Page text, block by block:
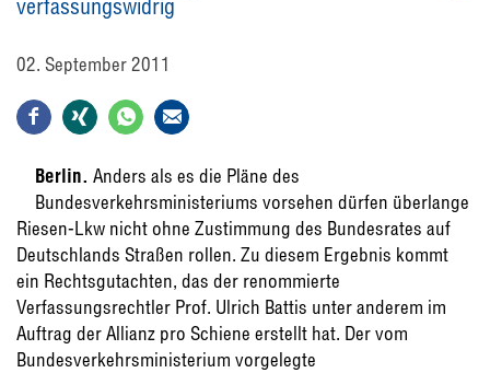
verfassungswidrig
02. September 2011
Berlin. Anders als es die Pläne des
Bundesverkehrsministeriums vorsehen dürfen überlange
Riesen-Lkw nicht ohne Zustimmung des Bundesrates auf
Deutschlands Straßen rollen. Zu diesem Ergebnis kommt
ein Rechtsgutachten, das der renommierte
Verfassungsrechtler Prof. Ulrich Battis unter anderem im
Auftrag der Allianz pro Schiene erstellt hat. Der vom
Bundesverkehrsministerium vorgelegte